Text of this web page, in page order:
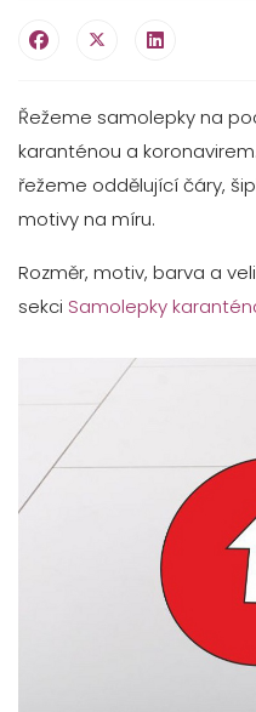
Řežeme samolepky na
karanténou a
řežeme oddělující čáry,
motivy na míru.
Rozměr, motiv, barva a
sekci Samolepky